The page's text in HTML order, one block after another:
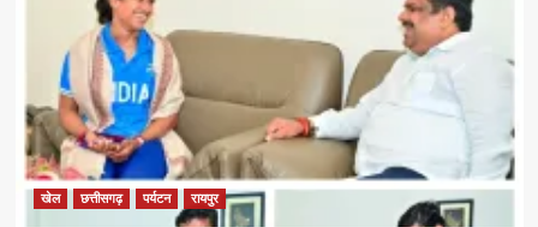
मंत्री
श्री
राजेश
अग्रवाल
की
पहल
से
सरगुजा
संभाग
खेल छत्तीसगढ़ पर्यटन रायपुर